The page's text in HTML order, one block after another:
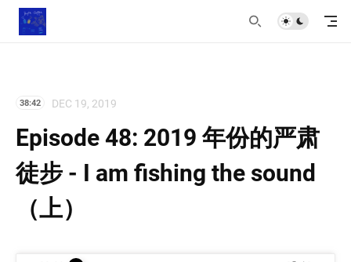
38:42 DEC 19, 2019
Episode 48: 2019 年份的严肃
徒步 - I am fishing the sound
（上）